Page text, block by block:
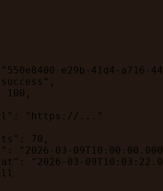
"550e8400-e29b-41d4-a716-
,
100 ,
:
"https://..."
: 70 ,
:
"2026-03-
:
"2026-03-